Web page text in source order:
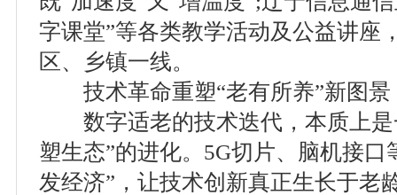
字课堂”等各类教学活动及公益讲座
区、乡镇一线。
技术革命重塑“老有所养”新图景
数字适老的技术迭代，本质上是
塑生态”的进化。5G切片、脑机接口
发经济”，让技术创新真正生长于老